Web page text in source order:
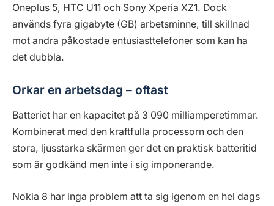
Oneplus 5, HTC U11 och Sony Xperia XZ1. Dock
används fyra gigabyte (GB) arbetsminne, till skillnad
mot andra påkostade entusiasttelefoner som kan ha
det dubbla.
Orkar en arbetsdag – oftast
Batteriet har en kapacitet på 3 090 milliamperetimmar.
Kombinerat med den kraftfulla processorn och den
stora, ljusstarka skärmen ger det en praktisk batteritid
som är godkänd men inte i sig imponerande.
Nokia 8 har inga problem att ta sig igenom en hel dags